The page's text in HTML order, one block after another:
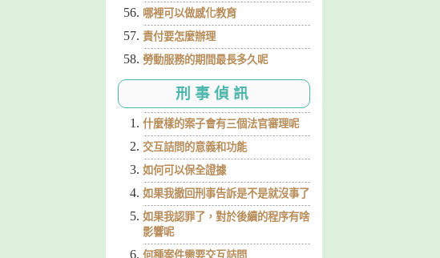
哪裡可以做感化教育
責付要怎麼辦理
勞動服務的期間最長多久呢
刑事偵訊
什麼樣的案子會有三個法官審理呢
交互詰問的意義和功能
如何可以保全證據
如果我撤回刑事告訴是不是就沒事了
如果我認罪了，對於後續的程序有啥
影響呢
何種案件需要交互詰問